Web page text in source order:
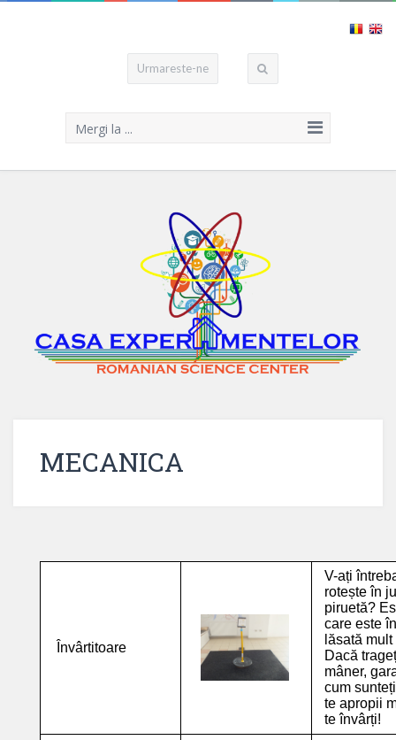
Urmareste-ne
Mergi la ...
MECANICA
Învârtitoare
V-ați
rotește în
piruetă?
care este
lăsată
Dacă
mâner,
cum
te apropii
te învârți!